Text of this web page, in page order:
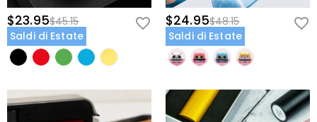
$23.95$45.15
Saldi di Estate
$24.95$48.15
Saldi di Estate